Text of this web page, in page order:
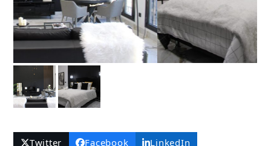
Twitter Facebook LinkedIn